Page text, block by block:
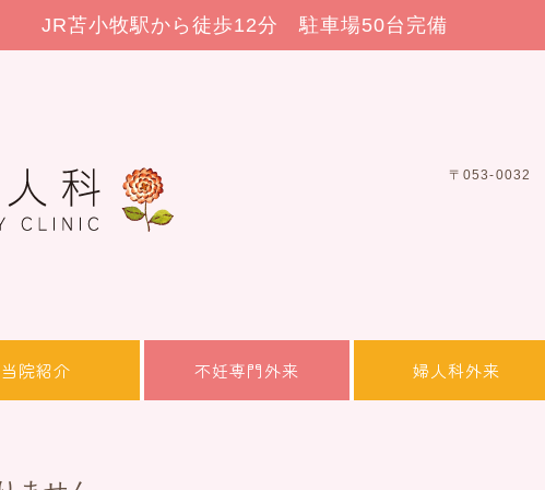
JR苫小牧駅から徒歩12分 駐車場50台完備
〒053-0032
当院紹介 不妊専門外来 婦人科外来